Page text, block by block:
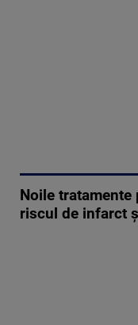
Noile
riscul de infarct